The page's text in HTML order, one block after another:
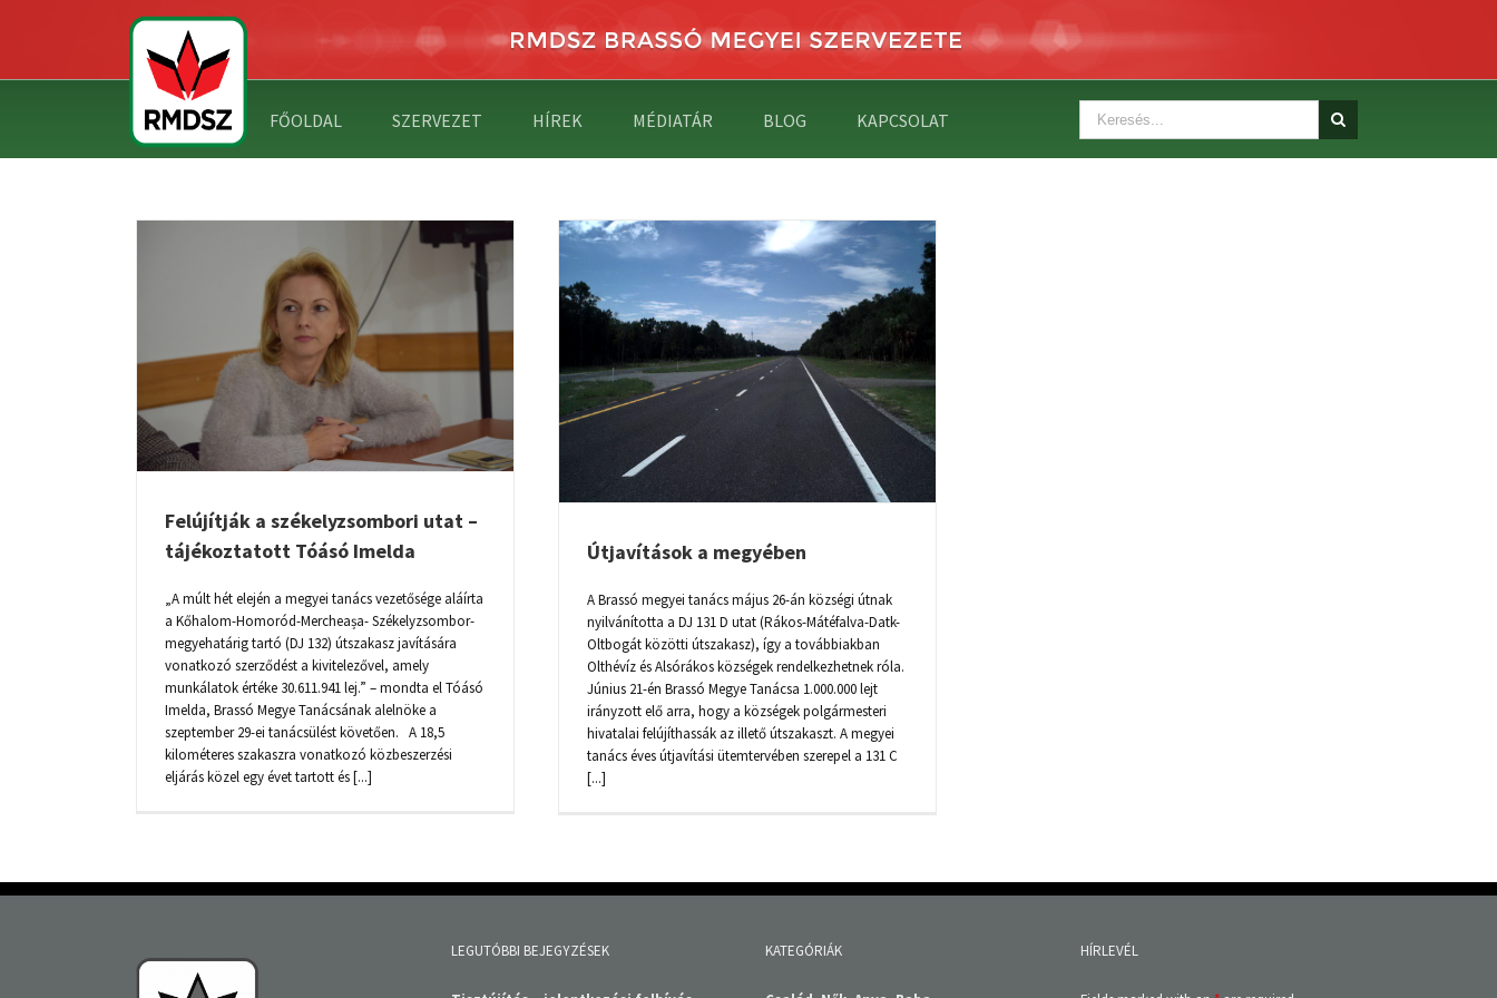
FŐOLDAL SZERVEZET HÍREK MÉDIATÁR BLOG KAPCSOLAT
Felújítják a székelyzsombori utat –
tájékoztatott Tóásó Imelda
„A múlt hét elején a megyei tanács vezetősége aláírta
a Kőhalom-Homoród-Mercheașa- Székelyzsombor-
megyehatárig tartó (DJ 132) útszakasz javítására
vonatkozó szerződést a kivitelezővel, amely
munkálatok értéke 30.611.941 lej.” – mondta el Tóásó
Imelda, Brassó Megye Tanácsának alelnöke a
szeptember 29-ei tanácsülést követően. A 18,5
kilométeres szakaszra vonatkozó közbeszerzési
eljárás közel egy évet tartott és [...]
ÚTJAVÍTÁSOK A MEGYÉBEN
Útjavítások a megyében
A Brassó megyei tanács május 26-án községi útnak
nyilvánította a DJ 131 D utat (Rákos-Mátéfalva-Datk-
Oltbogát közötti útszakasz), így a továbbiakban
Olthévíz és Alsórákos községek rendelkezhetnek róla.
Június 21-én Brassó Megye Tanácsa 1.000.000 lejt
irányzott elő arra, hogy a községek polgármesteri
hivatalai felújíthassák az illető útszakaszt. A megyei
tanács éves útjavítási ütemtervében szerepel a 131 C
[...]
LEGUTÓBBI BEJEGYZÉSEK KATEGÓRIÁK HÍRLEVÉL